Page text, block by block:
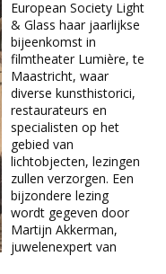
European Society Light
& Glass haar jaarlijkse
bijeenkomst in
filmtheater Lumière, te
Maastricht, waar
diverse kunsthistorici,
restaurateurs en
specialisten op het
gebied van
lichtobjecten, lezingen
zullen verzorgen. Een
bijzondere lezing
wordt gegeven door
Martijn Akkerman,
juwelenexpert van